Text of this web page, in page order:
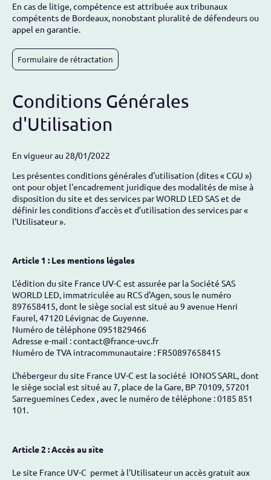
En cas de litige, compétence est attribuée aux tribunaux
compétents de Bordeaux, nonobstant pluralité de défendeurs ou
appel en garantie.
Formulaire de rétractation
Conditions Générales
d'Utilisation
En vigueur au 28/01/2022
Les présentes conditions générales d'utilisation (dites « CGU »)
ont pour objet l'encadrement juridique des modalités de mise à
disposition du site et des services par WORLD LED SAS et de
définir les conditions d’accès et d’utilisation des services par «
l'Utilisateur ».
Article 1 : Les mentions légales
L'édition du site France UV-C est assurée par la Société SAS
WORLD LED, immatriculée au RCS d'Agen, sous le numéro
897658415, dont le siège social est situé au 9 avenue Henri
Faurel, 47120 Lévignac de Guyenne.
Numéro de téléphone 0951829466
Adresse e-mail : contact@france-uvc.fr
Numéro de TVA intracommunautaire : FR50897658415
L'hébergeur du site France UV-C est la société IONOS SARL, dont
le siège social est situé au 7, place de la Gare, BP 70109, 57201
Sarreguemines Cedex , avec le numéro de téléphone : 0185 851
101.
Article 2 : Accès au site
Le site France UV-C permet à l'Utilisateur un accès gratuit aux